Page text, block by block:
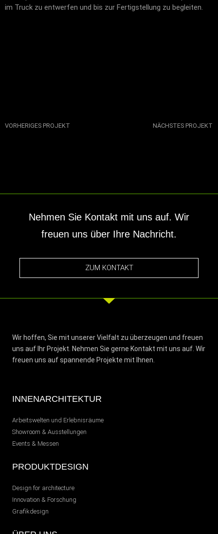
im Truck zu entwerfen und bis zur Fertigstellung zu begleiten.
VORHERIGES PROJEKT NÄCHSTES PROJEKT
Nehmen Sie Kontakt mit uns auf. Wir
freuen uns über Ihre Nachricht.
ZUM KONTAKT
Wir hoffen, Sie mit unserer Vielfalt zu überzeugen und freuen
uns auf Ihr Projekt. Nehmen Sie gerne Kontakt mit uns auf. Wir
freuen uns auf spannende Projekte mit Ihnen.
INNENARCHITEKTUR
Arbeitswelten und Erlebnisräume
Showroom & Ausstellungen
Events & Messen
PRODUKTDESIGN
Design for architecture
Innovation & Forschung
Grafikdesign